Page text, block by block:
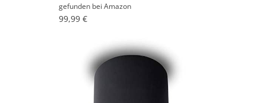
gefunden bei Amazon
99,99 €